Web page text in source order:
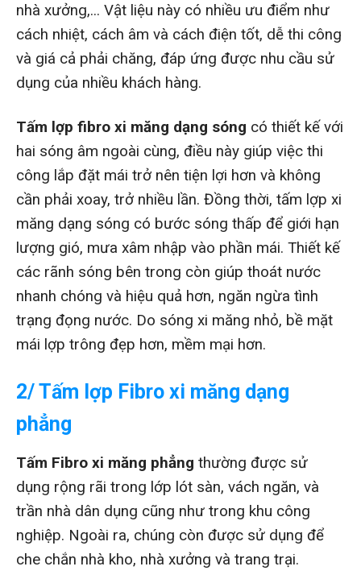
nhà xưởng,... Vật liệu này có nhiều ưu điểm như
cách nhiệt, cách âm và cách điện tốt, dễ thi công
và giá cả phải chăng, đáp ứng được nhu cầu sử
dụng của nhiều khách hàng.
Tấm lợp fibro xi măng dạng sóng có thiết kế với
hai sóng âm ngoài cùng, điều này giúp việc thi
công lắp đặt mái trở nên tiện lợi hơn và không
cần phải xoay, trở nhiều lần. Đồng thời, tấm lợp xi
măng dạng sóng có bước sóng thấp để giới hạn
lượng gió, mưa xâm nhập vào phần mái. Thiết kế
các rãnh sóng bên trong còn giúp thoát nước
nhanh chóng và hiệu quả hơn, ngăn ngừa tình
trạng đọng nước. Do sóng xi măng nhỏ, bề mặt
mái lợp trông đẹp hơn, mềm mại hơn.
2/ Tấm lợp Fibro xi măng dạng
phẳng
Tấm Fibro xi măng phẳng thường được sử
dụng rộng rãi trong lớp lót sàn, vách ngăn, và
trần nhà dân dụng cũng như trong khu công
nghiệp. Ngoài ra, chúng còn được sử dụng để
che chắn nhà kho, nhà xưởng và trang trại.